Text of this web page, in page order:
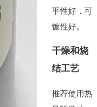
平性好，可
镀性好。
干燥和烧
结工艺
推荐使用热